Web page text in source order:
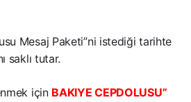
Mesaj Paketi”ni istediği tarihte
saklı tutar.
için BAKIYE CEPDOLUSU”